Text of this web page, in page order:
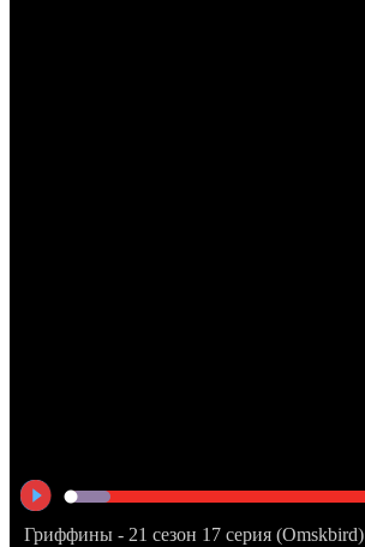
Гриффины - 21 сезон 17 серия (Omskbird)